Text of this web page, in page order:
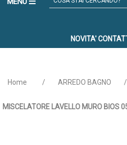
NOVITA'
Home / ARREDO BAGNO /
MISCELATORE LAVELLO MURO BIOS